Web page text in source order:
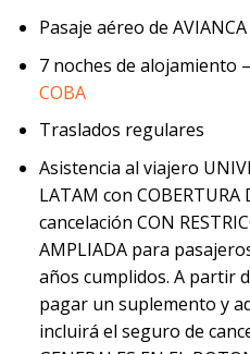
Pasaje aéreo de
7 noches de alojamiento –
COBA
Traslados regulares
Asistencia al viajero
LATAM con
cancelación CON
AMPLIADA para
años cumplidos. A partir
pagar un suplemento y
incluirá el seguro de